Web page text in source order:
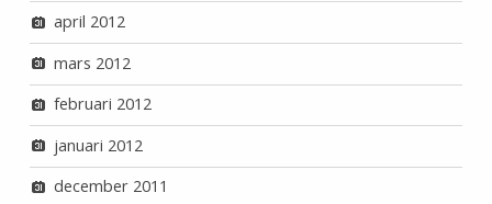
april 2012
mars 2012
februari 2012
januari 2012
december 2011